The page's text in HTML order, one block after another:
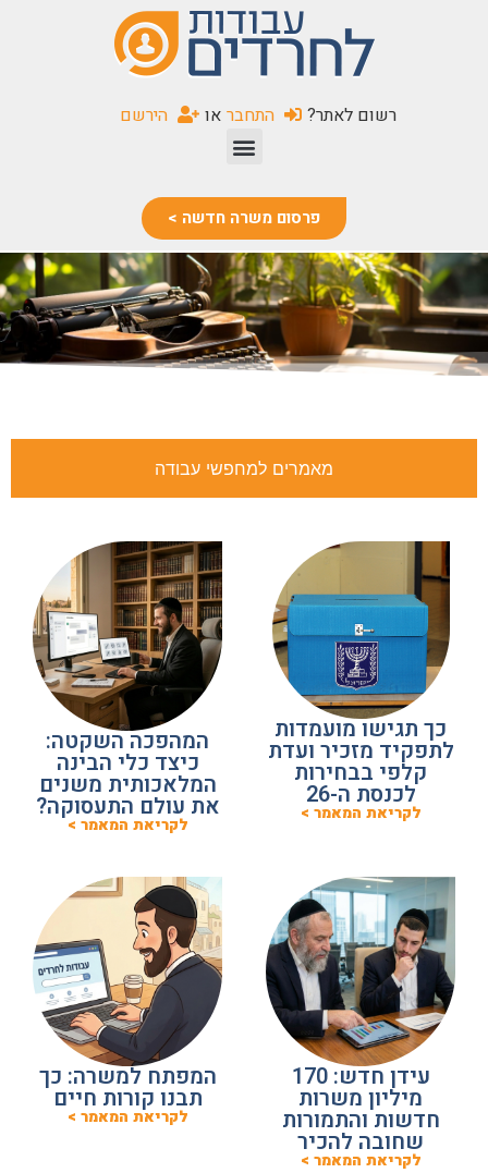
לִנְגִישׁוּת
הָאֲתָר.
רשום לאתר? התחבר או הירשם
פרסום משרה חדשה >
מאמרים למחפשי עבודה
כך תגישו מועמדות
לתפקיד מזכיר ועדת
קלפי בבחירות
לכנסת ה-26
לקריאת המאמר >
המהפכה השקטה:
כיצד כלי הבינה
המלאכותית משנים
את עולם התעסוקה?
לקריאת המאמר >
עידן חדש: 170
מיליון משרות
חדשות והתמורות
שחובה להכיר
לקריאת המאמר >
המפתח למשרה: כך
תבנו קורות חיים
לקריאת המאמר >